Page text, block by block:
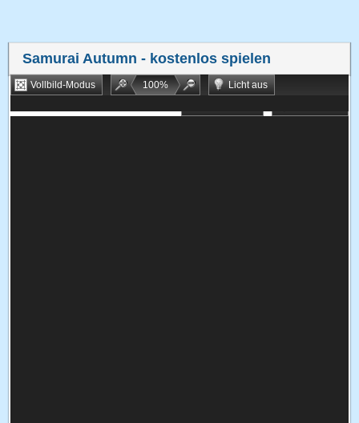
Samurai Autumn - kostenlos spielen
Vollbild-Modus 100%
Licht aus